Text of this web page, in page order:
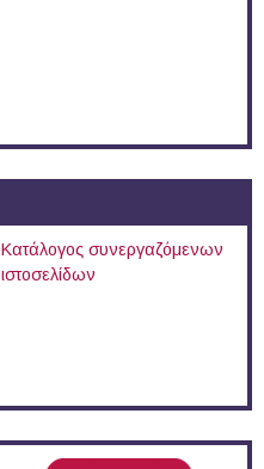
Κατάλογος συνεργαζόμενων
ιστοσελίδων